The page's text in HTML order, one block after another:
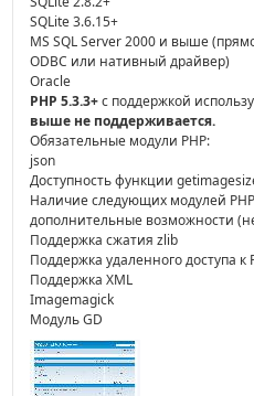
SQLite 3.6.15+
MS SQL Server 2000 и выше
ODBC или нативный драйвер)
Oracle
PHP 5.3.3+с поддержкой
выше не поддерживается.
Обязательные модули PHP:
json
Доступность функции
Наличие следующих модулей
дополнительные возможности
Поддержка сжатия zlib
Поддержка удаленного доступа к
Поддержка XML
Imagemagick
Модуль GD